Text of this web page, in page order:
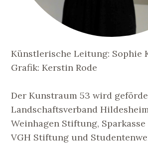
Künstlerische Leitung: Sophie
Grafik: Kerstin Rode
Der Kunstraum 53 wird
Landschaftsverband
Weinhagen Stiftung,
VGH Stiftung und